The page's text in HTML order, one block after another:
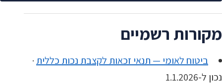
מקורות רשמיים
ביטוח לאומי — תנאי זכאות לקצבת נכות כללית ·
נכון ל-1.1.2026